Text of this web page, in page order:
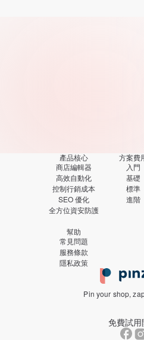
Pin your shop,
免費試用
產品核心
商店編輯器
高效自動化
控制行銷成本
SEO 優化
全方位資安防護
方案費
入門
基礎
標準
進階
幫助
常見問題
服務條款
隱私政策